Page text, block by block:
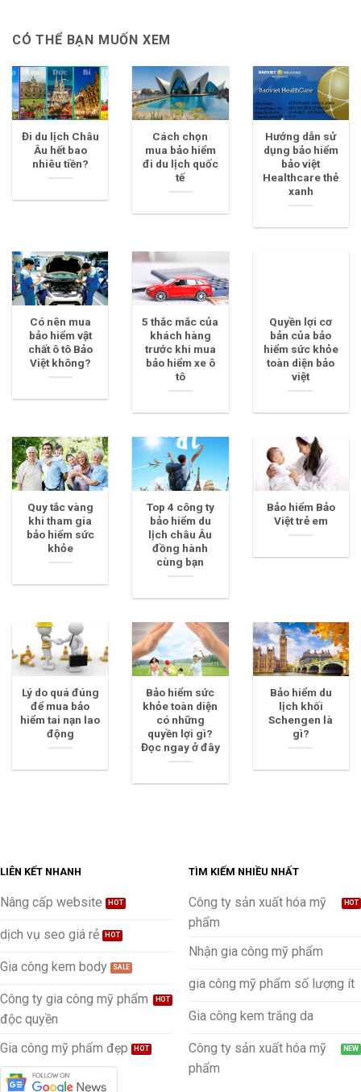
CÓ THỂ BẠN MUỐN XEM
Đi du lịch Châu
Âu hết bao
nhiêu tiền?
Cách chọn
mua bảo hiểm
đi du lịch quốc
tế
Hướng dẫn sử
dụng bảo hiểm
bảo việt
Healthcare thẻ
xanh
Có nên mua
bảo hiểm vật
chất ô tô Bảo
Việt không?
5 thắc mắc của
khách hàng
trước khi mua
bảo hiểm xe ô
tô
Quyền lợi cơ
bản của bảo
hiểm sức khỏe
toàn diện bảo
việt
Quy tắc vàng
khi tham gia
bảo hiểm sức
khỏe
Top 4 công ty
bảo hiểm du
lịch châu Âu
đồng hành
cùng bạn
Bảo hiểm Bảo
Việt trẻ em
Lý do quá đúng
để mua bảo
hiểm tai nạn lao
động
Bảo hiểm sức
khỏe toàn diện
có những
quyền lợi gì?
Đọc ngay ở đây
Bảo hiểm du
lịch khối
Schengen là
gì?
LIÊN KẾT NHANH
Nâng cấp website
dịch vụ seo giá rẻ
Gia công kem body
Công ty gia công mỹ phẩm
độc quyền
Gia công mỹ phẩm đẹp
TÌM KIẾM NHIỀU NHẤT
Công ty sản xuất hóa mỹ
phẩm
Nhận gia công mỹ phẩm
gia công mỹ phẩm số lượng ít
Gia công kem trắng da
Công ty sản xuất hóa mỹ
phẩm